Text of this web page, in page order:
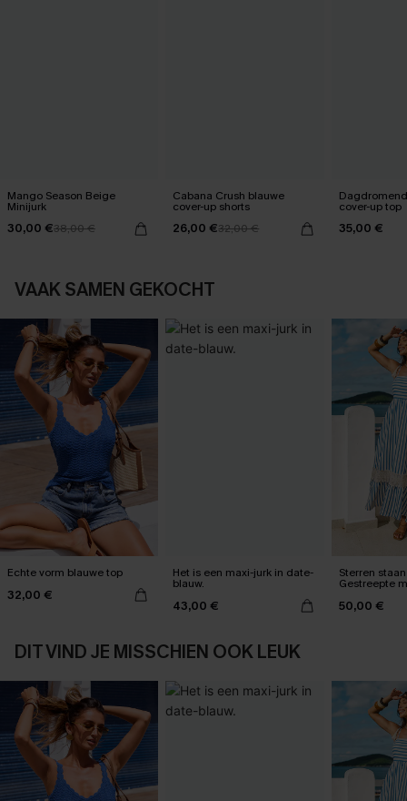
Mango Season Beige
Minijurk
30,00 €38,00 €
Cabana Crush blauwe
cover-up shorts
26,00 €32,00 €
cover-up top
35,00 €
VAAK SAMEN GEKOCHT
Echte vorm blauwe top
32,00 €
Het is een maxi-jurk in date-
blauw.
43,00 €
Sterren
Gestreepte
50,00 €
DIT VIND JE MISSCHIEN OOK LEUK